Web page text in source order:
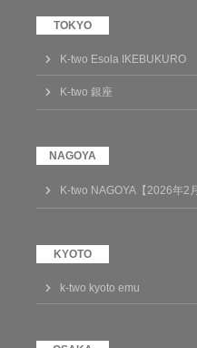
K-two Esola IKEBUKURO
K-two 銀座
K-two NAGOYA【2026年2
k-two kyoto emu